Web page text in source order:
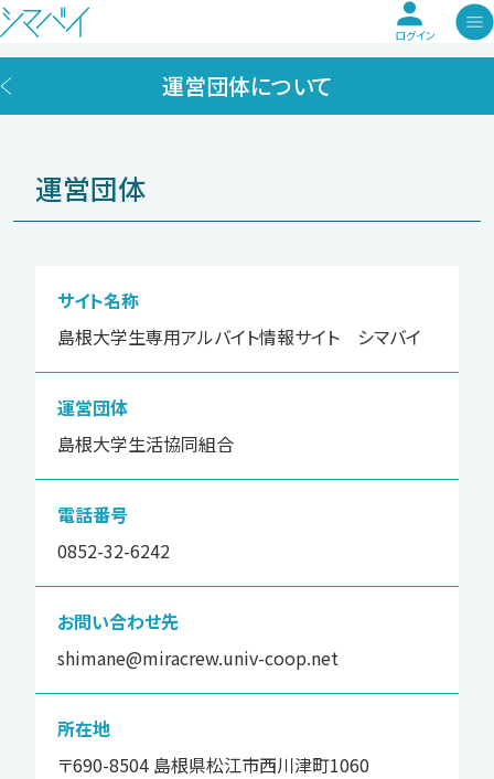
ログイン
運営団体について
運営団体
サイト名称
島根大学生専用アルバイト情報サイト シマバイ
運営団体
島根大学生活協同組合
電話番号
0852-32-6242
お問い合わせ先
shimane@miracrew.univ-coop.net
所在地
〒690-8504 島根県松江市西川津町1060